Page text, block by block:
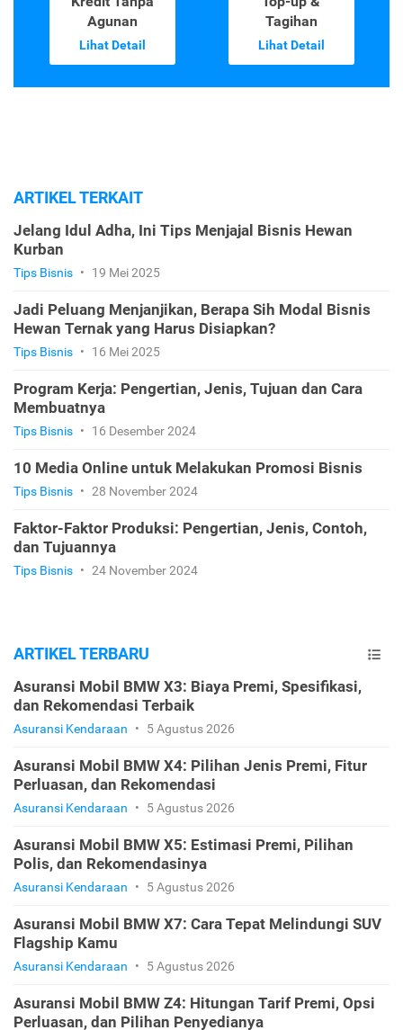
Agunan
Lihat Detail
Tagihan
Lihat Detail
ARTIKEL TERKAIT
Jelang Idul Adha, Ini Tips Menjajal Bisnis Hewan
Kurban
Tips Bisnis • 19 Mei 2025
Jadi Peluang Menjanjikan, Berapa Sih Modal Bisnis
Hewan Ternak yang Harus Disiapkan?
Tips Bisnis • 16 Mei 2025
Program Kerja: Pengertian, Jenis, Tujuan dan Cara
Membuatnya
Tips Bisnis • 16 Desember 2024
10 Media Online untuk Melakukan Promosi Bisnis
Tips Bisnis • 28 November 2024
Faktor-Faktor Produksi: Pengertian, Jenis, Contoh,
dan Tujuannya
Tips Bisnis • 24 November 2024
ARTIKEL TERBARU
Asuransi Mobil BMW X3: Biaya Premi, Spesifikasi,
dan Rekomendasi Terbaik
Asuransi Kendaraan • 5 Agustus 2026
Asuransi Mobil BMW X4: Pilihan Jenis Premi, Fitur
Perluasan, dan Rekomendasi
Asuransi Kendaraan • 5 Agustus 2026
Asuransi Mobil BMW X5: Estimasi Premi, Pilihan
Polis, dan Rekomendasinya
Asuransi Kendaraan • 5 Agustus 2026
Asuransi Mobil BMW X7: Cara Tepat Melindungi SUV
Flagship Kamu
Asuransi Kendaraan • 5 Agustus 2026
Asuransi Mobil BMW Z4: Hitungan Tarif Premi, Opsi
Perluasan, dan Pilihan Penyedianya